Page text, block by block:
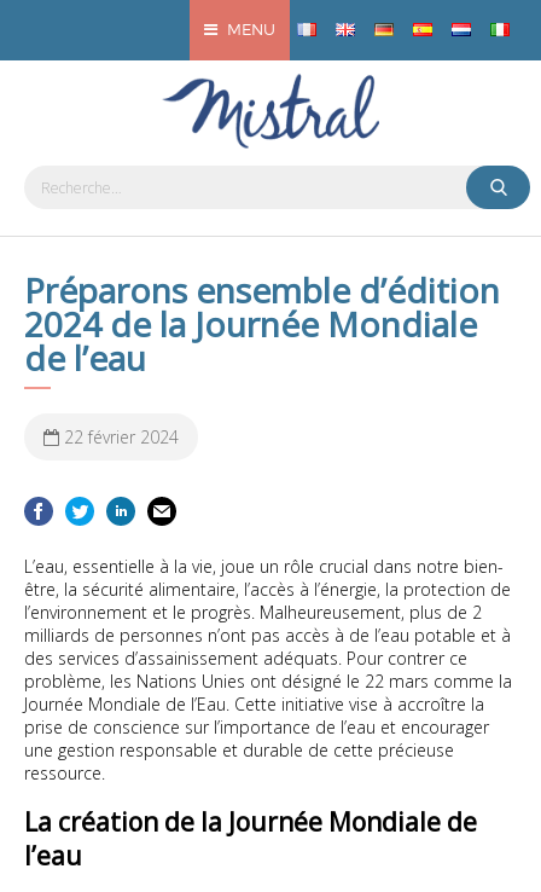
MENU
Préparons ensemble d’édition
2024 de la Journée Mondiale
de l’eau
22 février 2024
L’eau, essentielle à la vie, joue un rôle crucial dans notre bien-
être, la sécurité alimentaire, l’accès à l’énergie, la protection de
l’environnement et le progrès. Malheureusement, plus de 2
milliards de personnes n’ont pas accès à de l’eau potable et à
des services d’assainissement adéquats. Pour contrer ce
problème, les Nations Unies ont désigné le 22 mars comme la
Journée Mondiale de l’Eau. Cette initiative vise à accroître la
prise de conscience sur l’importance de l’eau et encourager
une gestion responsable et durable de cette précieuse
ressource.
La création de la Journée Mondiale de
l’eau